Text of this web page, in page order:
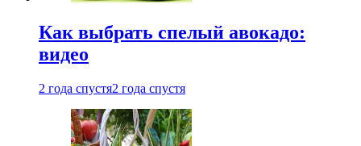
Как выбрать спелый авокадо:
видео
2 года спустя2 года спустя